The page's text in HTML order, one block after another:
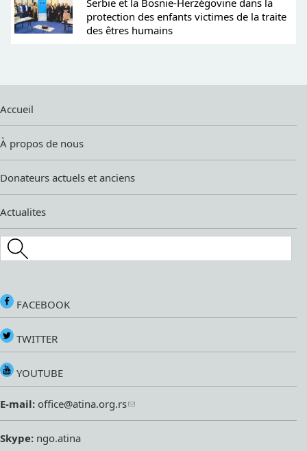
protection des enfants victimes de la traite
des êtres humains
Accueil
À propos de nous
Donateurs actuels et anciens
Actualites
Search this site
FACEBOOK
TWITTER
YOUTUBE
E-mail: office@atina.org.rs
Skype: ngo.atina